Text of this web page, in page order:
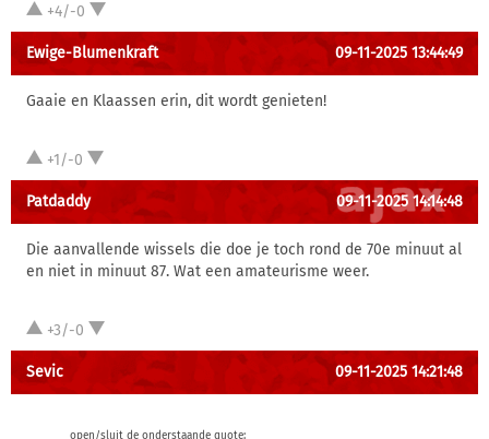
+4/-0
Ewige-Blumenkraft 09-11-2025 13:44:49
Gaaie en Klaassen erin, dit wordt genieten!
+1/-0
Patdaddy 09-11-2025 14:14:48
Die aanvallende wissels die doe je toch rond de 70e minuut al
en niet in minuut 87. Wat een amateurisme weer.
+3/-0
Sevic 09-11-2025 14:21:48
open/sluit de onderstaande quote: